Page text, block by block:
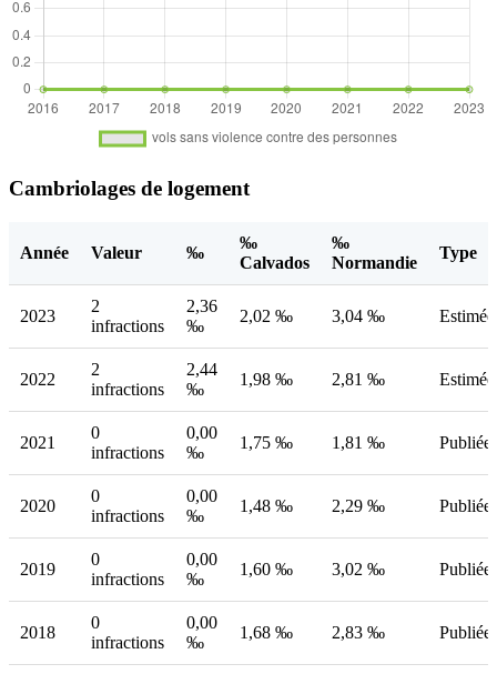
Cambriolages de logement
Année Valeur ‰
‰
Calvados
‰
Normandie
Type
2023
2
infractions
2,36
‰
2,02 ‰ 3,04 ‰ Estimée
2022
2
infractions
2,44
‰
1,98 ‰ 2,81 ‰ Estimée
2021
0
infractions
0,00
‰
1,75 ‰ 1,81 ‰ Publiée
2020
0
infractions
0,00
‰
1,48 ‰ 2,29 ‰ Publiée
2019
0
infractions
0,00
‰
1,60 ‰ 3,02 ‰ Publiée
2018
0
infractions
0,00
‰
1,68 ‰ 2,83 ‰ Publiée